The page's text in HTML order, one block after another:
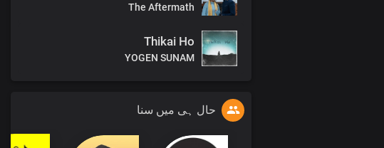
The Aftermath
Thikai Ho
YOGEN SUNAM
حال ہی میں سنا